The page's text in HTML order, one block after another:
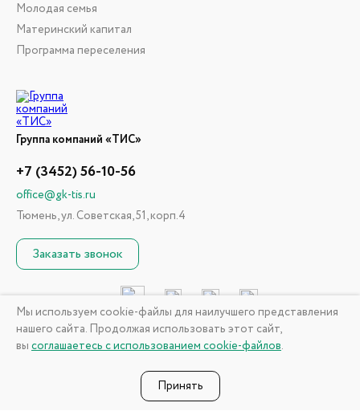
Группа компаний «ТИС»
+7 (3452) 56-10-56
office@gk-tis.ru
Тюмень, ул. Советская, 51, корп.4
Заказать звонок
Молодая семья
Материнский капитал
Программа переселения
© 2026 ГК «ТИС». Информация, размещенная на сайте, не
является публичной офертой
Политика конфиденциальности
Разработка сайта —
студия «Сибирикс»
Мы используем cookie-файлы для наилучшего представления
нашего сайта. Продолжая использовать этот сайт,
вы соглашаетесь с использованием cookie-файлов.
Принять